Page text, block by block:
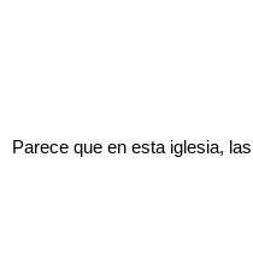
Parece que en esta iglesia,